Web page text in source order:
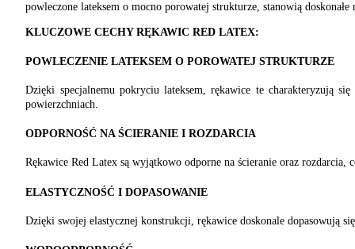
powleczone lateksem o mocno porowatej strukturze, stanowią
KLUCZOWE CECHY RĘKAWIC RED LATEX:
POWLECZENIE LATEKSEM O POROWATEJ STRUKTURZE
Dzięki specjalnemu pokryciu lateksem, rękawice te charakteryzują
powierzchniach.
ODPORNOŚĆ NA ŚCIERANIE I ROZDARCIA
Rękawice Red Latex są wyjątkowo odporne na ścieranie oraz
ELASTYCZNOŚĆ I DOPASOWANIE
Dzięki swojej elastycznej konstrukcji, rękawice doskonale dopasowują